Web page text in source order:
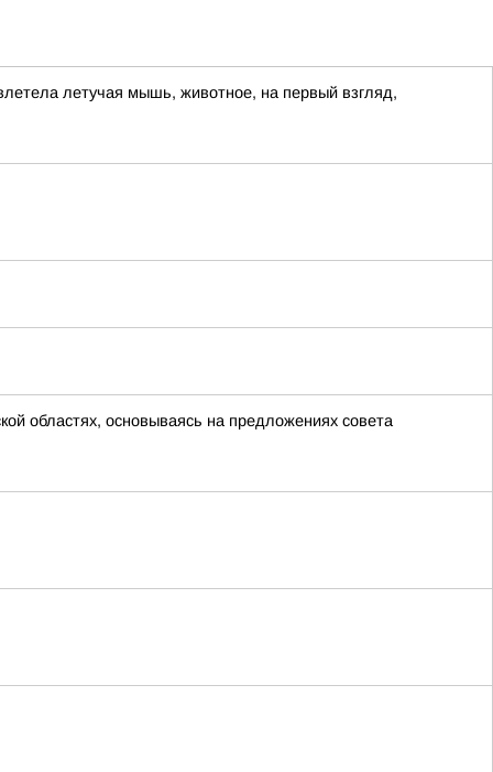
летучая мышь, животное, на первый взгляд,
областях, основываясь на предложениях совета